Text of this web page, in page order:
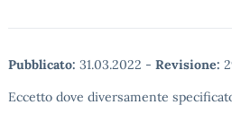
Pubblicato: 31.03.2022 - Revisione:
Eccetto dove diversamente